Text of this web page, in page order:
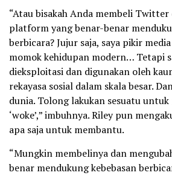
“Atau bisakah Anda membeli
platform yang benar-benar
berbicara? Jujur saja, saya pikir
momok kehidupan modern… Tetapi
dieksploitasi dan digunakan oleh
rekayasa sosial dalam skala besar.
dunia. Tolong lakukan sesuatu
‘woke’,” imbuhnya. Riley pun
apa saja untuk membantu.
“Mungkin membelinya dan
benar mendukung kebebasan